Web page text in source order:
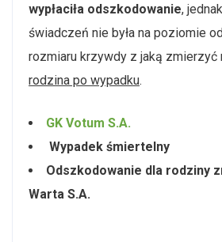
wypłaciła odszkodowanie,
świadczeń nie była na poziomie
rozmiaru krzywdy z jaką zmierzyć
rodzina po wypadku.
GK Votum S.A.
Wypadek śmiertelny
Odszkodowanie dla rodziny
Warta S.A.